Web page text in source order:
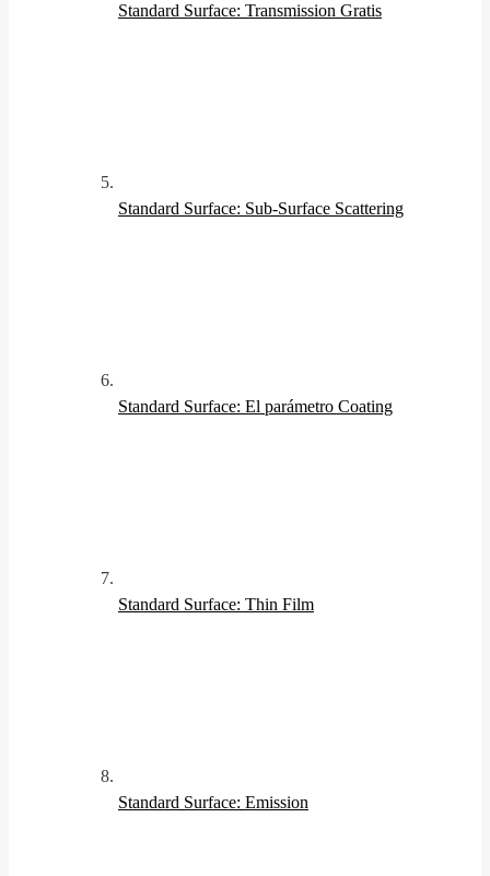
Standard Surface: Transmission Gratis
Standard Surface: Sub-Surface Scattering
Standard Surface: El parámetro Coating
Standard Surface: Thin Film
Standard Surface: Emission